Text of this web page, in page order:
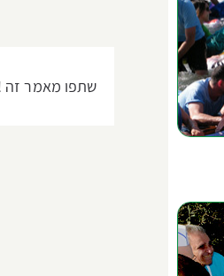
שתפו מאמר זה